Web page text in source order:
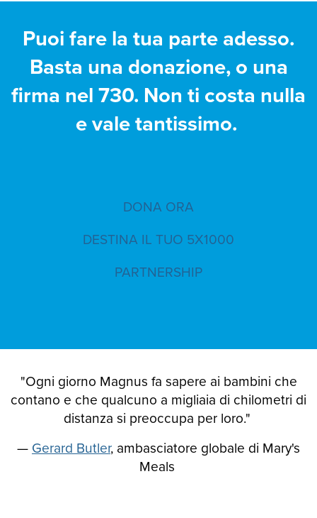
Puoi fare la tua parte adesso.
Basta una donazione, o una
firma nel 730. Non ti costa nulla
e vale tantissimo.
DONA ORA
DESTINA IL TUO 5X1000
PARTNERSHIP
"Ogni giorno Magnus fa sapere ai bambini che
contano e che qualcuno a migliaia di chilometri di
distanza si preoccupa per loro."
— Gerard Butler, ambasciatore globale di Mary's
Meals